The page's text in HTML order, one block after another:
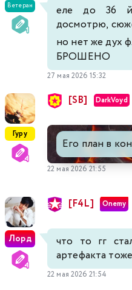
Ветеран
еле до 36 й
досмотрю,
но нет же дух
БРОШЕНО
27 мая 2026 15:32
Гуру
[SB] DarkVoyd
Его план в
22 мая 2026 21:55
Лорд
[F4L] Onemy
что то гг
артефакта
22 мая 2026 21:54